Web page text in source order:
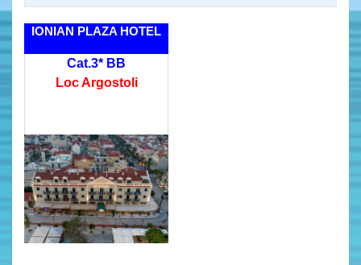
IONIAN PLAZA HOTEL
Cat.3* BB
Loc Argostoli